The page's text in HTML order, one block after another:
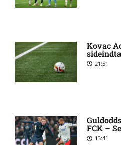
skader og karantæner
[2026/08/08]
Kovac
21:51
FCK –
her13:41